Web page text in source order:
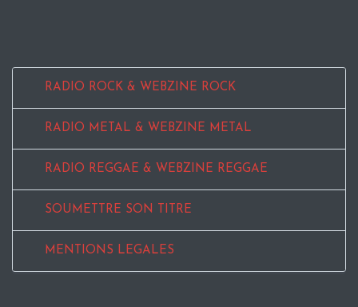
RADIO ROCK & WEBZINE ROCK
RADIO METAL & WEBZINE METAL
RADIO REGGAE & WEBZINE REGGAE
SOUMETTRE SON TITRE
MENTIONS LEGALES